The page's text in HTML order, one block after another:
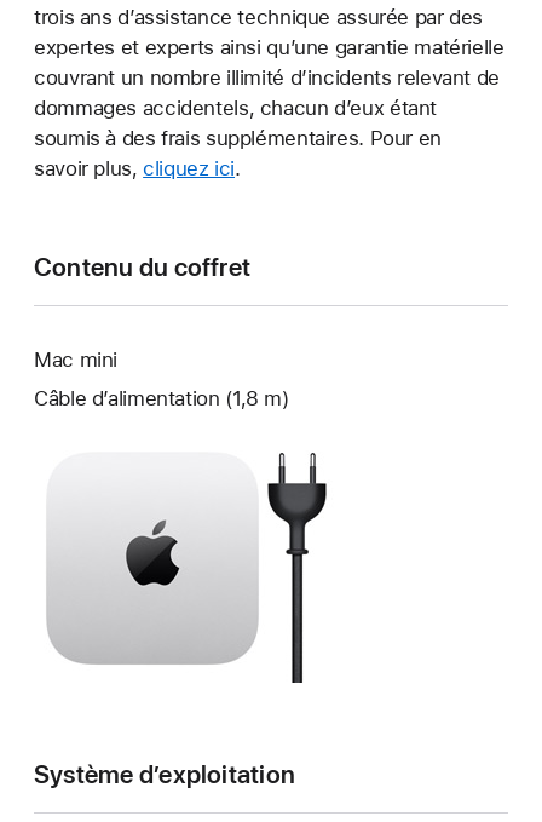
trois ans d’assistance technique assurée par des
expertes et experts ainsi qu’une garantie matérielle
couvrant un nombre illimité d’incidents relevant de
dommages accidentels, chacun d’eux étant
soumis à des frais supplémentaires. Pour en
savoir plus, cliquez ici.
Contenu du coffret
Mac mini
Câble d’alimentation (1,8 m)
Système d’exploitation